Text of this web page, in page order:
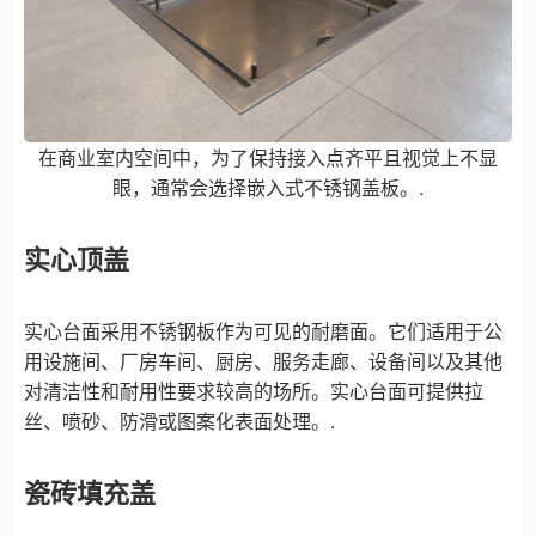
在商业室内空间中，为了保持接入点齐平且视觉上不显
眼，通常会选择嵌入式不锈钢盖板。.
实心顶盖
实心台面采用不锈钢板作为可见的耐磨面。它们适用于公
用设施间、厂房车间、厨房、服务走廊、设备间以及其他
对清洁性和耐用性要求较高的场所。实心台面可提供拉
丝、喷砂、防滑或图案化表面处理。.
瓷砖填充盖